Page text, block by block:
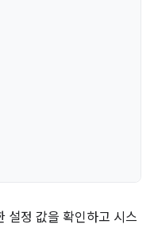
설정 값을 확인하고 시스